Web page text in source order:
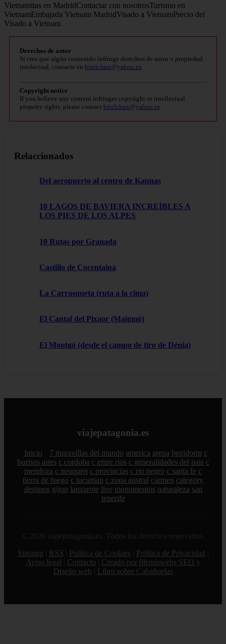
Vietnamitas en MadridContactar con nosotrosTurismo en
VietnamEmbajada Vietnam MadridVisado a VietnamPrecio del
Visado a Vietnam
Derechos de autor
Si cree que algún contenido infringe derechos de autor o propiedad
intelectual, contacte en bitelchux@yahoo.es
Copyright notice
If you believe any content infringes copyright or intellectual
property rights, please contact bitelchux@yahoo.es
Relaccionados
Del aeropuerto al centro de Kaunas
10 LAGOS DE BAVIERA INCREÍBLES A
LOS PIES DE LOS ALPES
10 Rutas por Granada
Castillo de Cocentaina
La Carrasqueta (ruta a la cima)
El Cantal del Pixaor (Maigmó)
El Montgó (desde el campo de tiro de Dénia)
viajepatagonia.es
Inicio 7 maravillas del mundo america arena benidorm c
buenos aires c cordoba c entre rios c generalidades del pais c
mendoza c neuquen c provincias c rio negro c santa fe c
tierra de fuego c tucuman c zona austral carmen category
destinos gijon lanzarote live monumentos naturaleza san
tenerife
© 2026 viajepatagonia.es. Todos los derechos reservados.
Sitemap
RSS Política de Cookies Política de Privacidad
Aviso legal
Contacto
Creado por 0lemiswebs SEO y
Diseño web
Libro sobre Cabañuelas